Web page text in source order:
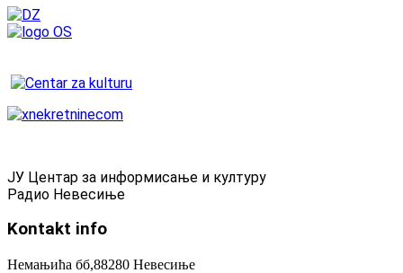
ЈУ Центар за информисање и културу
Радио Невесиње
Kontakt info
Немањића бб,88280 Невесиње